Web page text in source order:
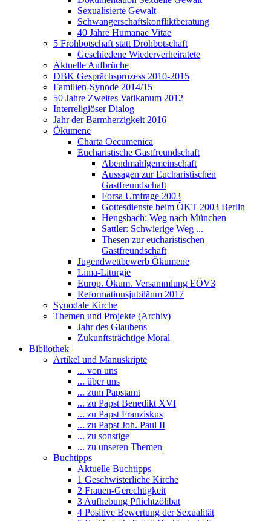
Sexualisierte Gewalt
Schwangerschaftskonfliktberatung
40 Jahre Humanae Vitae
5 Frohbotschaft statt Drohbotschaft
Geschiedene Wiederverheiratete
Aktuelle Aufbrüche
DBK Gesprächsprozess 2010-2015
Familien-Synode 2014/15
50 Jahre Zweites Vatikanum 2012
Interreligiöser Dialog
Jahr der Barmherzigkeit 2016
Ökumene
Charta Oecumenica
Eucharistische Gastfreundschaft
Abendmahlgemeinschaft
Aussagen zur Eucharistischen
Gastfreundschaft
Forsa Umfrage 2003
Gottesdienste beim ÖKT 2003 Berlin
Hengsbach: Weg nach München
Sattler: Schwierige Weg ...
Thesen zur eucharistischen
Gastfreundschaft
Jugendwettbewerb Ökumene
Lima-Liturgie
Europ. Ökum. Versammlung EÖV3
Reformationsjubiläum 2017
Synodale Kirche
Themen und Projekte (Archiv)
Jahr des Glaubens
Zukunftsträchtige Moral
Bibliothek
Artikel und Manuskripte
... von uns
... über uns
... zum Papstamt
... zu Papst Benedikt XVI
... zu Papst Franziskus
... zu Papst Joh. Paul II
... zu sonstige
... zu unseren Themen
Buchtipps
Aktuelle Buchtipps
1 Geschwisterliche Kirche
2 Frauen-Gerechtigkeit
3 Aufhebung Pflichtzölibat
4 Positive Bewertung der Sexualität